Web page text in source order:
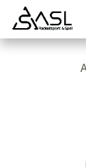
Overslaan naar